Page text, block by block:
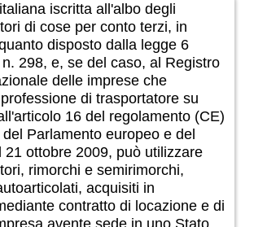
iscritta all'albo degli
di cose per conto terzi, in
disposto dalla legge 6
298, e, se del caso, al Registro
delle imprese che
di trasportatore su
16 del regolamento (CE)
Parlamento europeo e del
21 ottobre 2009, può utilizzare
rimorchi e semirimorchi,
acquisiti in
contratto di locazione e di